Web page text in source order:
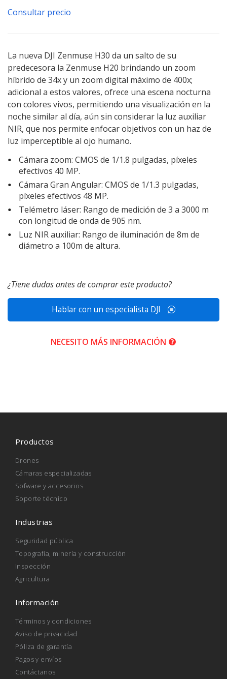
Consultar precio
La nueva DJI Zenmuse H30 da un salto de su
predecesora la Zenmuse H20 brindando un zoom
híbrido de 34x y un zoom digital máximo de 400x;
adicional a estos valores, ofrece una escena nocturna
con colores vivos, permitiendo una visualización en la
noche similar al día, aún sin considerar la luz auxiliar
NIR, que nos permite enfocar objetivos con un haz de
luz imperceptible al ojo humano.
Cámara zoom: CMOS de 1/1.8 pulgadas, píxeles
efectivos 40 MP.
Cámara Gran Angular: CMOS de 1/1.3 pulgadas,
píxeles efectivos 48 MP.
Telémetro láser: Rango de medición de 3 a 3000 m
con longitud de onda de 905 nm.
Luz NIR auxiliar: Rango de iluminación de 8m de
diámetro a 100m de altura.
¿Tiene dudas antes de comprar este producto?
Hablar con un especialista DJI
NECESITO MÁS INFORMACIÓN
Productos
Drones
Cámaras especializadas
Sofware y accesorios
Soporte técnico
Industrias
Seguridad pública
Topografía, minería y construcción
Inspección
Agricultura
Información
Términos y condiciones
Aviso de privacidad
Póliza de garantía
Pagos y envíos
Contáctanos